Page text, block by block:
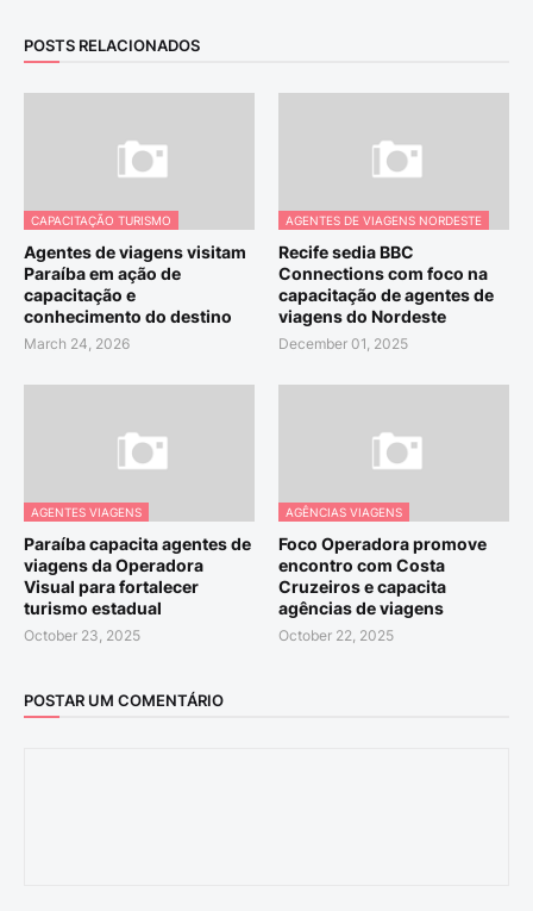
POSTS RELACIONADOS
CAPACITAÇÃO TURISMO
Agentes de viagens visitam
Paraíba em ação de
capacitação e
conhecimento do destino
March 24, 2026
AGENTES DE VIAGENS NORDESTE
Recife sedia BBC
Connections com foco na
capacitação de agentes de
viagens do Nordeste
December 01, 2025
AGENTES VIAGENS
Paraíba capacita agentes de
viagens da Operadora
Visual para fortalecer
turismo estadual
October 23, 2025
AGÊNCIAS VIAGENS
Foco Operadora promove
encontro com Costa
Cruzeiros e capacita
agências de viagens
October 22, 2025
POSTAR UM COMENTÁRIO